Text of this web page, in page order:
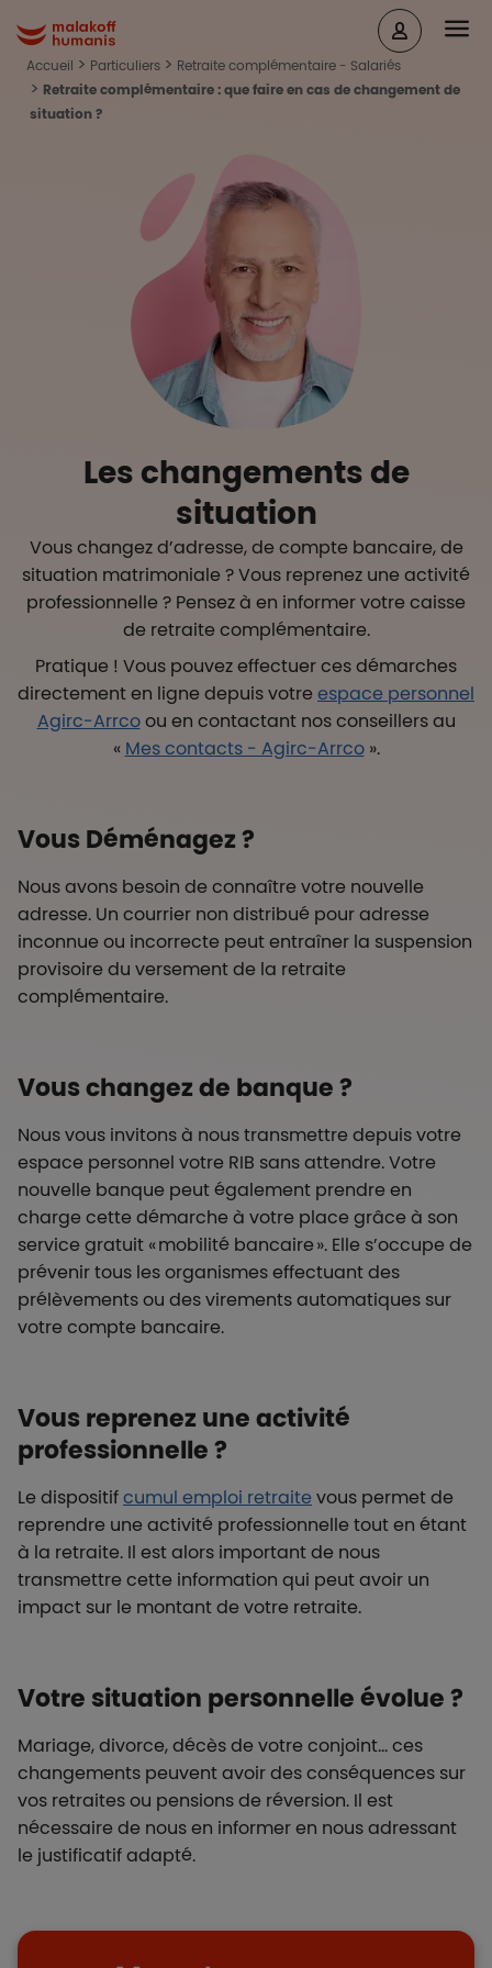
Malakoff Humanis Accueil
Accueil Particuliers
Retraite complémentaire - Salariés
Retraite complémentaire : que faire en cas de changement de
situation ?
Les changements de
situation
Vous changez d’adresse, de compte bancaire, de
situation matrimoniale ? Vous reprenez une activité
professionnelle ? Pensez à en informer votre caisse
de retraite complémentaire.
Pratique ! Vous pouvez effectuer ces démarches
directement en ligne depuis votreespace personnel
Agirc-Arrcoou en contactant nos conseillers au
« Mes contacts - Agirc-Arrco».
Vous Déménagez ?
Nous avons besoin de connaître votre nouvelle
adresse. Un courrier non distribué pour adresse
inconnue ou incorrecte peut entraîner la suspension
provisoire du versement de la retraite
complémentaire.
Vous changez de banque ?
Nous vous invitons à nous transmettre depuis votre
espace personnel votre RIB sans attendre. Votre
nouvelle banque peut également prendre en
charge cette démarche à votre place grâce à son
service gratuit « mobilité bancaire ». Elle s’occupe de
prévenir tous les organismes effectuant des
prélèvements ou des virements automatiques sur
votre compte bancaire.
Vous reprenez une activité
professionnelle ?
Le dispositifcumul emploi retraitevous permet de
reprendre une activité professionnelle tout en étant
à la retraite. Il est alors important de nous
transmettre cette information qui peut avoir un
impact sur le montant de votre retraite.
Votre situation personnelle évolue ?
Mariage, divorce, décès de votre conjoint… ces
changements peuvent avoir des conséquences sur
vos retraites ou pensions de réversion. Il est
nécessaire de nous en informer en nous adressant
le justificatif adapté.